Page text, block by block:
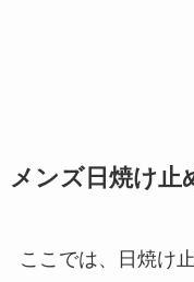
メンズ日焼け
ここでは、日焼け